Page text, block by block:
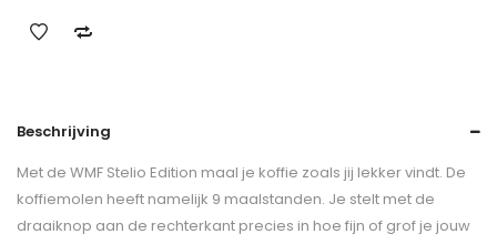
Beschrijving
Met de WMF Stelio Edition maal je koffie zoals jij lekker vindt. De
koffiemolen heeft namelijk 9 maalstanden. Je stelt met de
draaiknop aan de rechterkant precies in hoe fijn of grof je jouw